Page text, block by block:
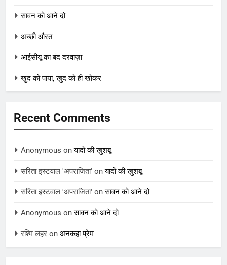
सावन को आने दो
अच्छी औरत
आईसीयू का बंद दरवाज़ा
खुद को पाया, खुद को ही खोकर
Recent Comments
Anonymous onयादों की खुशबू
सरिता इस्टवाल 'अपराजिता' onयादों की खुशबू
सरिता इस्टवाल 'अपराजिता' onसावन को आने दो
Anonymous onसावन को आने दो
रश्मि लहर on अनकहा प्रेम